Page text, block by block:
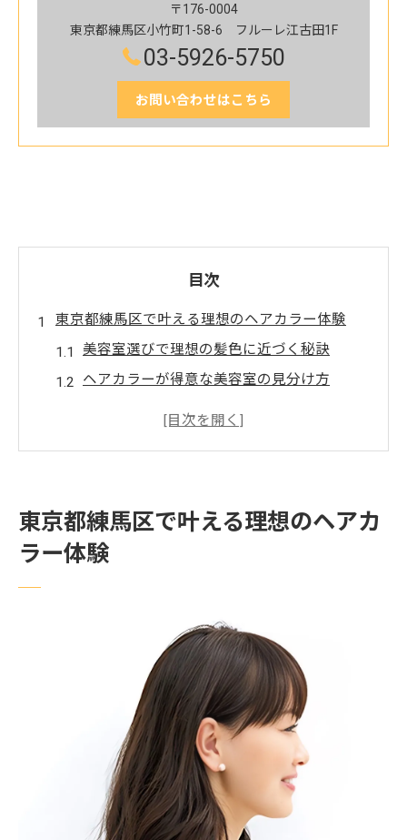
〒176-0004
東京都練馬区小竹町1-58-6 フルーレ江古田1F
03-5926-5750
お問い合わせはこちら
目次
東京都練馬区で叶える理想のヘアカラー体験
美容室選びで理想の髪色に近づく秘訣
ヘアカラーが得意な美容室の見分け方
練馬区で人気の美容室カラー体験とは
口コミで選ぶ美容室のヘアカラー満足度
髪色チェンジなら美容室選びが仕上がりの鍵
理想の髪色へ導く美容室の探し方を伝授
上手い美容院でヘアカラー失敗しないコツ
得意なカラーがある美容室の選び方とは
メンズにもおすすめな美容室ヘアカラー術
美容室選びが髪色の仕上がりを左右する理
透明感カラーやイルミナの違いを徹底解説
東京都練馬区で叶える理想のヘアカ
ラー体験